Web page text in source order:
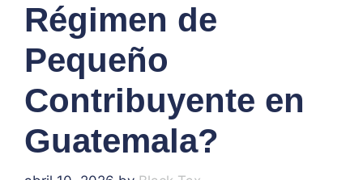
Régimen de
Pequeño
Contribuyente en
Guatemala?